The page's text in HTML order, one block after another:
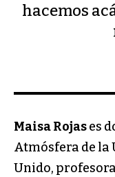
hacemos
Maisa Rojases
Atmósfera de la
Unido,